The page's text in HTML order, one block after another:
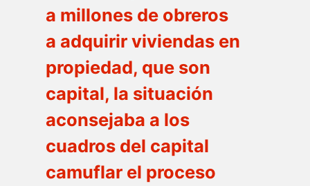
a millones de obreros
a adquirir viviendas en
propiedad, que son
capital, la situación
aconsejaba a los
cuadros del capital
camuflar el proceso